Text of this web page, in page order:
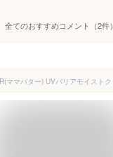
全てのおすすめコメント（2件）